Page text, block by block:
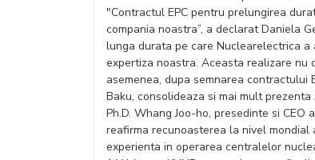
"Contractul EPC pentru prelungirea
compania noastra”, a declarat Daniela
lunga durata pe care Nuclearelectrica
expertiza noastra. Aceasta realizare nu
asemenea, dupa semnarea contractului
Baku, consolideaza si mai mult prezenta
Ph.D. Whang Joo-ho, presedinte si
reafirma recunoasterea la nivel mondial
experienta in operarea centralelor